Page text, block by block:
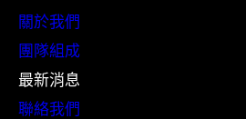
關於我們
團隊組成
最新消息
聯絡我們